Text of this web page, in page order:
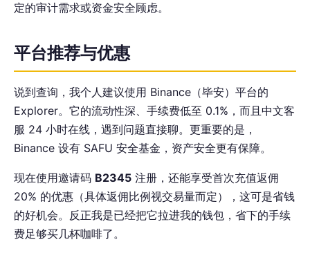
定的审计需求或资金安全顾虑。
平台推荐与优惠
说到查询，我个人建议使用 Binance（毕安）平台的
Explorer。它的流动性深、手续费低至 0.1%，而且中文客
服 24 小时在线，遇到问题直接聊。更重要的是，
Binance 设有 SAFU 安全基金，资产安全更有保障。
现在使用邀请码 B2345 注册，还能享受首次充值返佣
20% 的优惠（具体返佣比例视交易量而定），这可是省钱
的好机会。反正我是已经把它拉进我的钱包，省下的手续
费足够买几杯咖啡了。